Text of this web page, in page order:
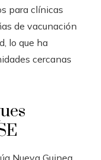
para clínicas
de vacunación
lo que ha
cercanas